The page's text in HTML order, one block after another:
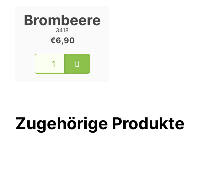
Brombeere
3418
€6,90
Zugehörige Produkte